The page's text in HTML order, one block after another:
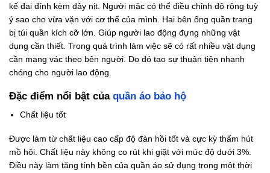
kế đai đính kèm dây nịt. Người mặc có thể điều chỉnh độ rộng tuỳ
ý sao cho vừa vặn với cơ thể của mình. Hai bên ống quần trang
bị túi quần kích cỡ lớn. Giúp người lao động đựng những vật
dụng cần thiết. Trong quá trình làm việc sẽ có rất nhiều vật dụng
cần mang vác theo bên người. Do đó tạo sự thuận tiện nhanh
chóng cho người lao động.
Đặc điểm nổi bật của quần áo bảo hộ
Chất liệu tốt
Được làm từ chất liệu cao cấp độ đàn hồi tốt và cực kỳ thấm hút
mồ hôi. Chất liệu này không co rút khi giặt với mức độ dưới 3%.
Điều này làm tăng tính bền của quần áo sử dụng trong một thời